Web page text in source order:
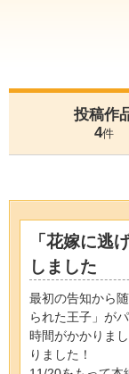
投稿作
4件
「花嫁に逃
しました
最初の告知から
られた王子」が
時間がかかりま
りました！